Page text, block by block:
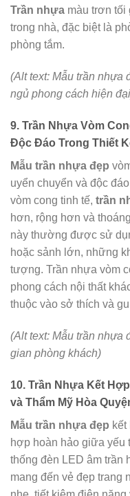
Trần nhựa màu trơn tối
trong nhà, đặc biệt là
phòng tắm.
(Alt text: Mẫu trần nhựa
ngủ phong cách hiện
9. Trần Nhựa Vòm
Độc Đáo Trong Thiết
Mẫu trần nhựa đẹp
uyển chuyển và độc
vòm cong tinh tế, trần
hơn, rộng hơn và
này thường được sử
hoặc sảnh lớn, những
tượng. Trần nhựa vòm
phong cách nội thất
thuộc vào sở thích và
(Alt text: Mẫu trần nhựa
gian phòng khách)
10. Trần Nhựa Kết
và Thẩm Mỹ Hòa
Mẫu trần nhựa đẹp
hợp hoàn hảo giữa yếu
thống đèn LED âm trần
mang đến vẻ đẹp trang